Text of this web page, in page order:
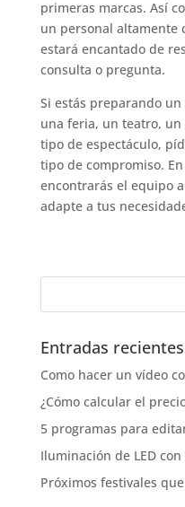
primeras marcas. Así
un personal altamente
estará encantado de
consulta o pregunta.
Si estás preparando
una feria, un teatro,
tipo de espectáculo,
tipo de compromiso.
encontrarás el equipo
adapte a tus
Entradas recientes
Como hacer un vídeo
¿Cómo calcular el
5 programas para
Iluminación de LED
Próximos festivales